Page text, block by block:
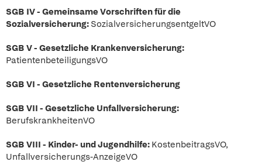
SGB IV - Gemeinsame Vorschriften für die
Sozialversicherung: SozialversicherungsentgeltVO
SGB V - Gesetzliche Krankenversicherung:
PatientenbeteiligungsVO
SGB VI - Gesetzliche Rentenversicherung
SGB VII - Gesetzliche Unfallversicherung:
BerufskrankheitenVO
SGB VIII - Kinder- und Jugendhilfe: KostenbeitragsVO,
Unfallversicherungs-AnzeigeVO